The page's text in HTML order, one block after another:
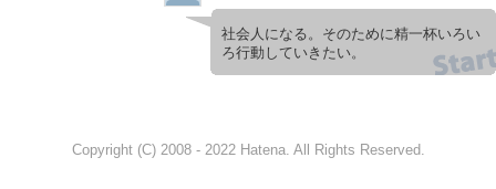
社会人になる。そのために精一杯いろい
ろ行動していきたい。
Copyright (C) 2008 - 2022 Hatena. All Rights Reserved.